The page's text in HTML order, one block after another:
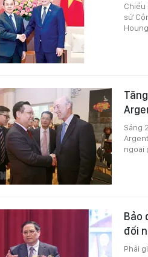
Chiều
sứ
Sáng
ngoại
Bảo
đối
Phải